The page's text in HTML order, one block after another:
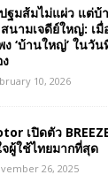
ฐมส้มไม่แผ่ว แต่บ้
สนามเจดีย์ใหญ่: เ
ง ‘บ้านใหญ่’ ในวั
10, 2026
เปิดตัว
จผู้ใช้ไทยมากที่สุด
26, 2025